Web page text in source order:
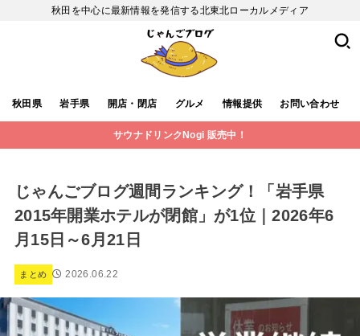
秋田を中心に最新情報を発信する北東北ローカルメディア
秋田県 岩手県 開店・閉店 グルメ 情報提供 お問い合わせ
サウナドリンクNogi 販売中！
じゃんごブログ週間ランキング！「岩手県
2015年開業ホテルが閉館」が1位｜2026年6
月15日～6月21日
まとめ 2026.06.22